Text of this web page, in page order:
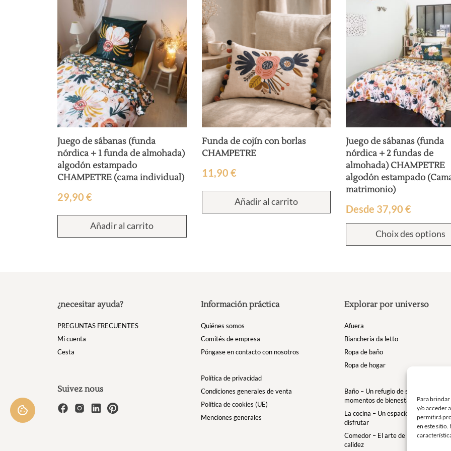
Para
y/o acceder
permitirá
en este
Juego de sábanas (funda
nórdica + 1 funda de almohada)
algodón estampado
CHAMPETRE (cama individual)
29,90 €
Añadir al carrito
Funda de cojín con borlas
CHAMPETRE
11,90 €
Añadir al carrito
Juego de sábanas (funda
nórdica + 2 fundas de
almohada) CHAMPETRE
algodón estampado
matrimonio)
Desde 37,90 €
Choix des options
¿necesitar ayuda?
PREGUNTAS FRECUENTES
Mi cuenta
Cesta
Suivez nous
Información práctica
Quiénes somos
Comités de empresa
Póngase en contacto con nosotros
Política de privacidad
Condiciones generales de venta
Política de cookies (UE)
Menciones generales
Explorar por universo
Afuera
Biancheria da letto
Ropa de baño
Ropa de hogar
Baño – Un refugio de suavidad para
momentos de bienestar
La cocina – Un espacio para
disfrutar
Comedor – El arte de la mesa con
calidez